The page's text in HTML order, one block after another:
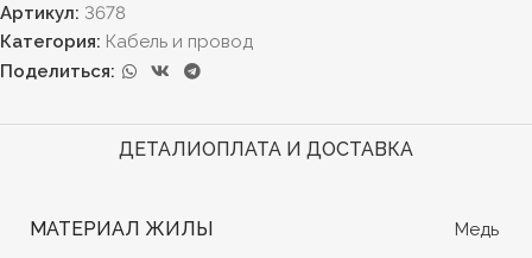
Артикул: 3678
Категория: Кабель и провод
Поделиться:
ДЕТАЛИОПЛАТА И ДОСТАВКА
МАТЕРИАЛ ЖИЛЫ Медь